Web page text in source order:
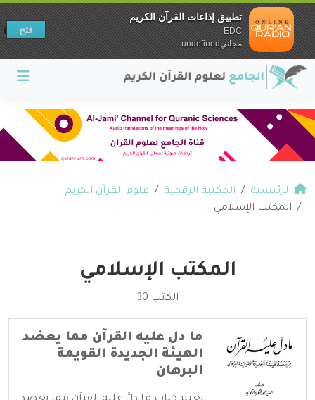
الرئيسية المكتبة الرقمية
علوم القرآن الكريم
المكتب الإسلامي
المكتب الإسلامي
الكتب 30
ما دل عليه القرآن مما يعضد
الهيئة الجديدة القويمة
البرهان
تطبيق إذاعات القرآن الكريم
EDC
مجانيundefined
فتح